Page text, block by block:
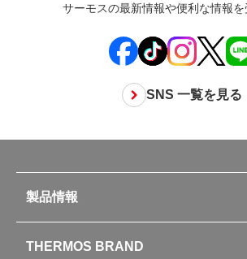
サーモスの最新情報や便利な情報を
SNS 一覧を見る
製品情報
水筒
THERMOS BRAND